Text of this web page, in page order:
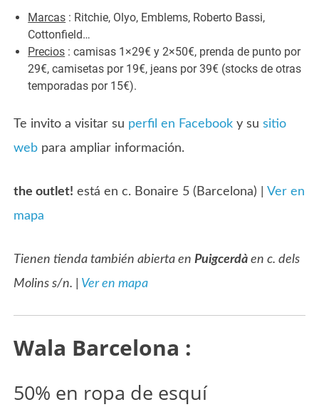
Marcas : Ritchie, Olyo, Emblems, Roberto Bassi,
Cottonfield…
Precios : camisas 1×29€ y 2×50€, prenda de punto por
29€, camisetas por 19€, jeans por 39€ (stocks de otras
temporadas por 15€).
Te invito a visitar su perfil en Facebook y susitio
web para ampliar información.
the outlet! está en c. Bonaire 5 (Barcelona) |Ver en
mapa
Tienen tienda también abierta enPuigcerdà en c. dels
Molins s/n. | Ver en mapa
Wala Barcelona :
50% en ropa de esquí